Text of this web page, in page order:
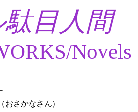
駄目人間
Novels
（おさかなさん）